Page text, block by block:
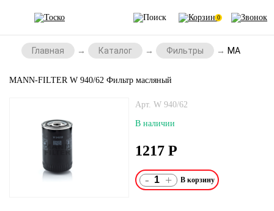
0
Главная Каталог Фильтры MANN-
MANN-FILTER W 940/62 Фильтр масляный
Арт. W 940/62
В наличии
1217 Р
- +